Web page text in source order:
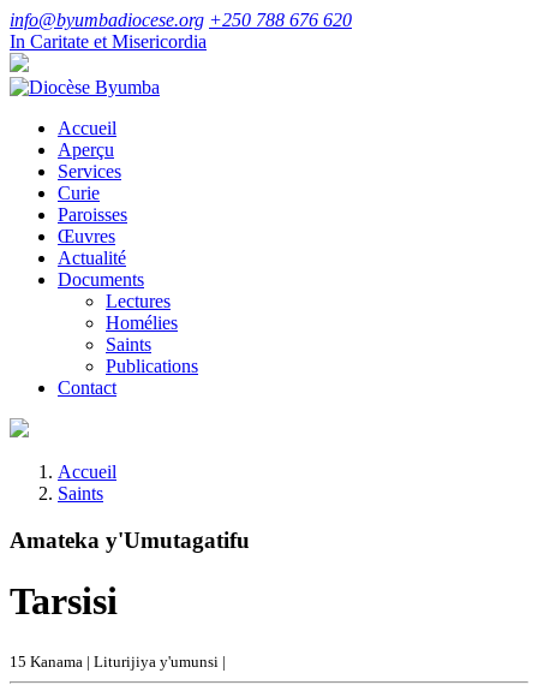
info@byumbadiocese.org +250 788 676 620
In Caritate et Misericordia
Accueil
Aperçu
Services
Curie
Paroisses
Œuvres
Actualité
Documents
Lectures
Homélies
Saints
Publications
Contact
Accueil
Saints
Amateka y'Umutagatifu
Tarsisi
15 Kanama | Liturijiya y'umunsi |